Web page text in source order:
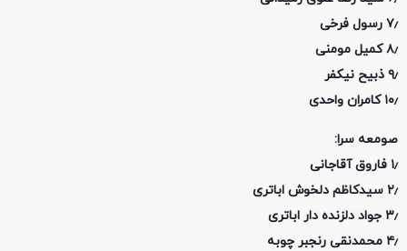
۷٫ رسول فرخی
۸٫ کمیل مومنی
۹٫ ذبیح نیکفر
۱۰٫ کامران واحدی
صومعه سرا:
۱٫ فاروق آقاجانی
۲٫ سیدکاظم دلخوش اباتری
۳٫ جواد دلزنده دار اباتری
۴٫ محمدنقی رنجبر چوبه